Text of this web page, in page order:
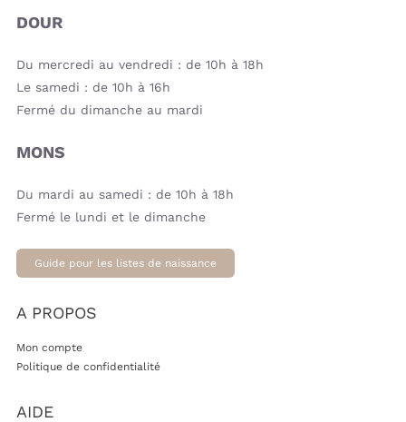
DOUR
Du mercredi au vendredi : de 10h à 18h
Le samedi : de 10h à 16h
Fermé du dimanche au mardi
MONS
Du mardi au samedi : de 10h à 18h
Fermé le lundi et le dimanche
Guide pour les listes de naissance
A PROPOS
Mon compte
Politique de confidentialité
AIDE